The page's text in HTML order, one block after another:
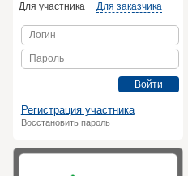
Для участника Для заказчика
Логин
Пароль
Войти
Регистрация участника
Восстановить пароль